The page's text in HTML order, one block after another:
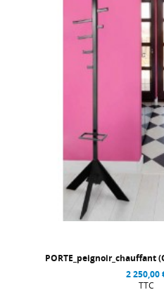
PORTE_peignoir_chauffant
2 250,00
TTC